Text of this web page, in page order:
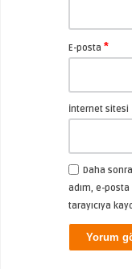
E-posta *
İnternet sitesi
Daha
adım, e-
tarayıcıya